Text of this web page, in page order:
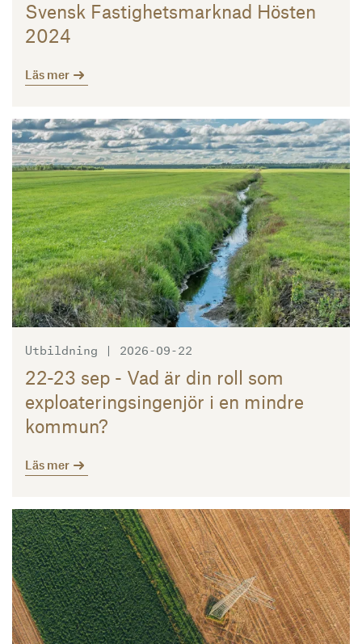
Svensk Fastighetsmarknad Hösten
2024
Läs mer
Utbildning | 2026-09-22
22-23 sep - Vad är din roll som
exploateringsingenjör i en mindre
kommun?
Läs mer
Läs mer
Läs mer